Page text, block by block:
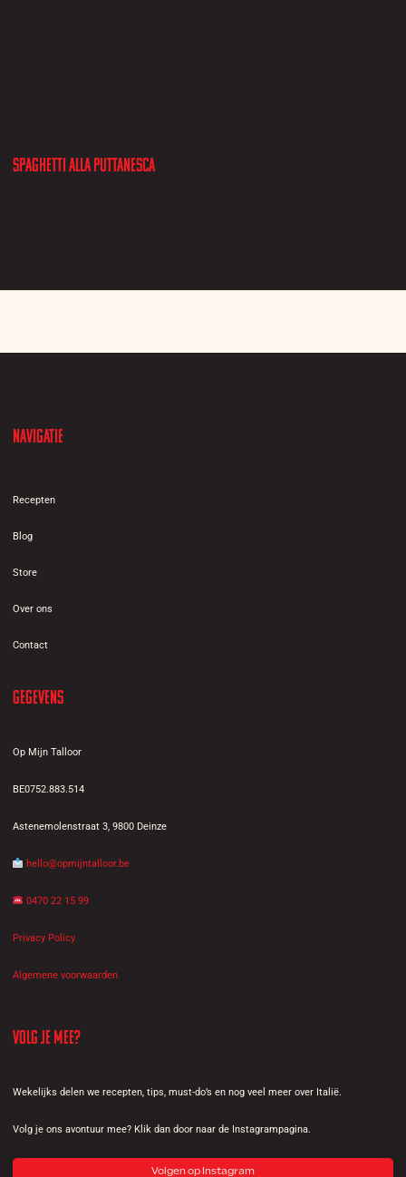
Spaghetti alla Puttanesca
Navigatie
Recepten
Blog
Store
Over ons
Contact
Gegevens
Op Mijn Talloor
BE0752.883.514
Astenemolenstraat 3, 9800 Deinze
hello@opmijntalloor.be
0470 22 15 99
Privacy Policy
Algemene voorwaarden
Volg je mee?
Wekelijks delen we recepten, tips, must-do’s en nog veel meer over Italië.
Volg je ons avontuur mee? Klik dan door naar de Instagrampagina.
Volgen op Instagram